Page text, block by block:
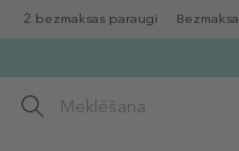
2 bezmaksas paraugi